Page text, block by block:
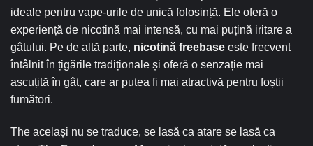
ideale pentru vape-urile de unică folosință. Ele oferă o
experiență de nicotină mai intensă, cu mai puțină iritare a
gâtului. Pe de altă parte, nicotină freebase este frecvent
întâlnit în țigările tradiționale și oferă o senzație mai
ascuțită în gât, care ar putea fi mai atractivă pentru foștii
fumători.
The același nu se traduce, se lasă ca atare se lasă ca